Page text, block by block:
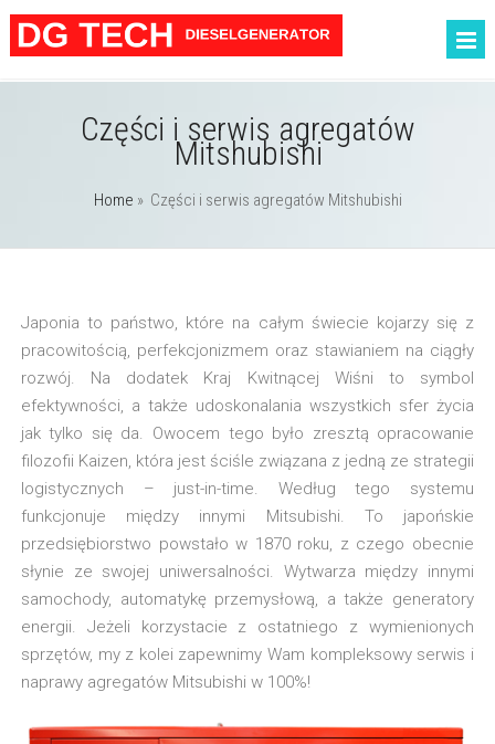
Części i serwis agregatów
Mitshubishi
Home » Części i serwis agregatów Mitshubishi
Japonia to państwo, które na całym świecie kojarzy się z
pracowitością, perfekcjonizmem oraz stawianiem na ciągły
rozwój. Na dodatek Kraj Kwitnącej Wiśni to symbol
efektywności, a także udoskonalania wszystkich sfer życia
jak tylko się da. Owocem tego było zresztą opracowanie
filozofii Kaizen, która jest ściśle związana z jedną ze strategii
logistycznych – just-in-time. Według tego systemu
funkcjonuje między innymi Mitsubishi. To japońskie
przedsiębiorstwo powstało w 1870 roku, z czego obecnie
słynie ze swojej uniwersalności. Wytwarza między innymi
samochody, automatykę przemysłową, a także generatory
energii. Jeżeli korzystacie z ostatniego z wymienionych
sprzętów, my z kolei zapewnimy Wam kompleksowy serwis i
naprawy agregatów Mitsubishi w 100%!